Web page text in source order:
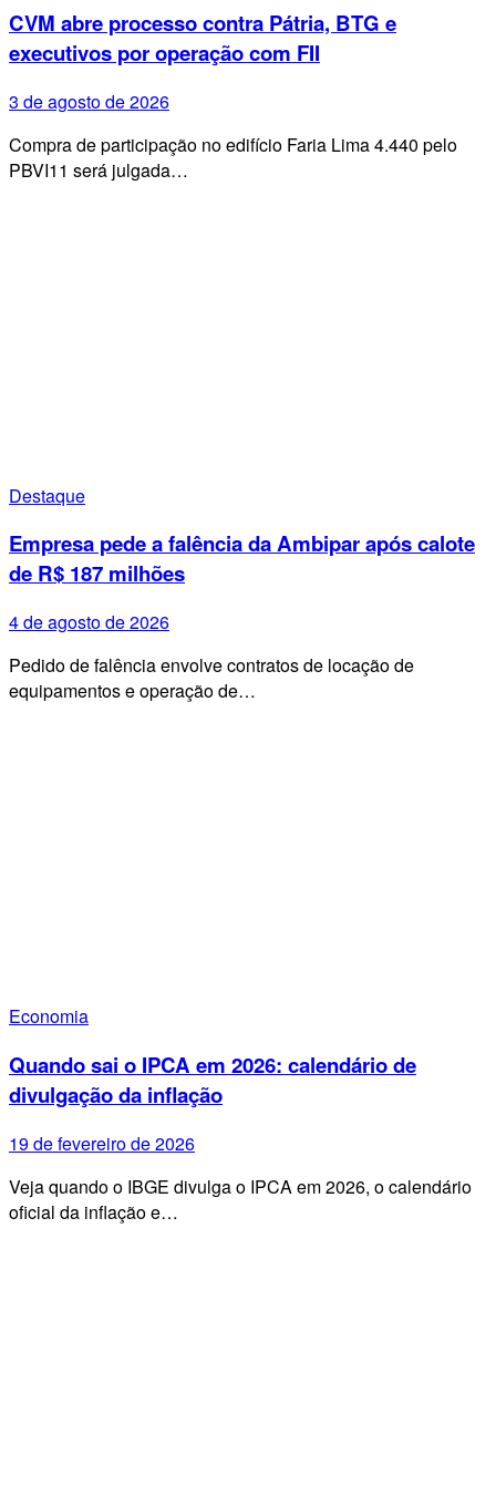
CVM abre processo contra Pátria, BTG e
executivos por operação com FII
3 de agosto de 2026
Compra de participação no edifício Faria Lima 4.440 pelo
PBVI11 será julgada…
Destaque
Empresa pede a falência da Ambipar após calote
de R$ 187 milhões
4 de agosto de 2026
Pedido de falência envolve contratos de locação de
equipamentos e operação de…
Economia
Quando sai o IPCA em 2026: calendário de
divulgação da inflação
19 de fevereiro de 2026
Veja quando o IBGE divulga o IPCA em 2026, o calendário
oficial da inflação e…